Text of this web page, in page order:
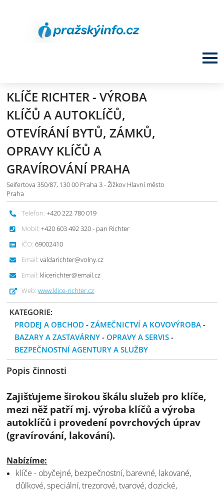
KLÍČE RICHTER - VÝROBA
KLÍČŮ A AUTOKLÍČŮ,
OTEVÍRÁNÍ BYTŮ, ZÁMKŮ,
OPRAVY KLÍČŮ A
GRAVÍROVÁNÍ PRAHA
Seifertova 350/87, 130 00 Praha 3 - Žižkov Hlavní město
Praha
Telefon: +420 222 780 019
Mobil: +420 603 492 320 - pan Richter
IČO: 69002410
Email: valdarichter@volny.cz
Email: klicerichter@email.cz
Web: www.klice-richter.cz
KATEGORIE:
PRODEJ A OBCHOD -ZÁMEČNICTVÍ A KOVOVÝROBA -
BAZARY A ZASTAVÁRNY - OPRAVY A SERVIS -
BEZPEČNOSTNÍ AGENTURY A SLUŽBY
Popis činnosti
Zajišťujeme širokou škálu služeb pro klíče,
mezi něž patří mj. výroba klíčů a výroba
autoklíčů i provedení povrchových úprav
(gravírování, lakování).
Nabízíme:
klíče - obyčejné, bezpečnostní, barevné, lakované,
důlkové, speciální, trezorové, tvarové, dozické,